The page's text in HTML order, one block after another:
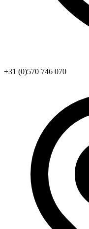
+31 (0)570 746 070